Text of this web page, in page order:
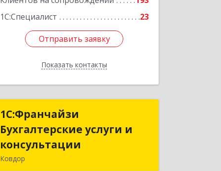
1С:Специалист
23
Отправить заявку
Показать контакты
Отправить заявку
Назад
1С:Франчайзи
Бухгалтерские услуги и
консультации
Ковдор
1С:Франчайзи
Бухгалтерские услуги и
консультации